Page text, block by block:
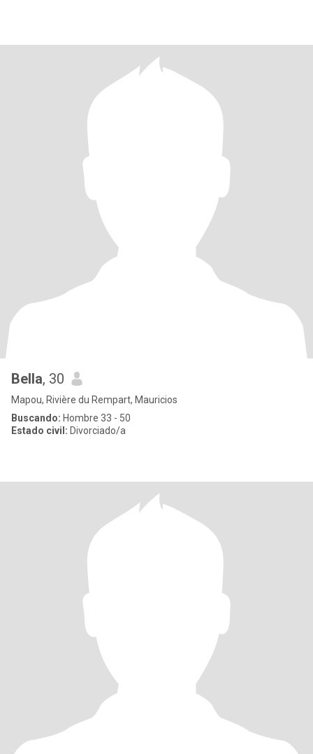
Bella, 30
Mapou, Rivière du Rempart, Mauricios
Buscando: Hombre 33 - 50
Estado civil: Divorciado/a